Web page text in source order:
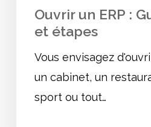
Ouvrir un ERP :
et étapes
Vous envisagez
un cabinet, un
sport ou tout…